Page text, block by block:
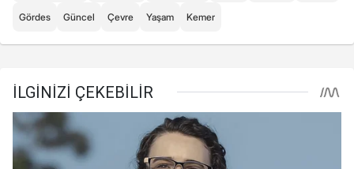
Gördes Güncel Çevre Yaşam Kemer